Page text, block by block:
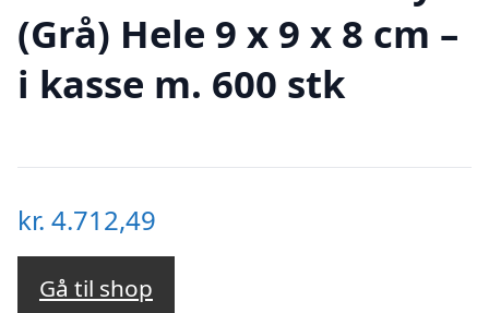
(Grå) Hele 9 x 9 x 8 cm –
i kasse m. 600 stk
kr. 4.712,49
Gå til shop